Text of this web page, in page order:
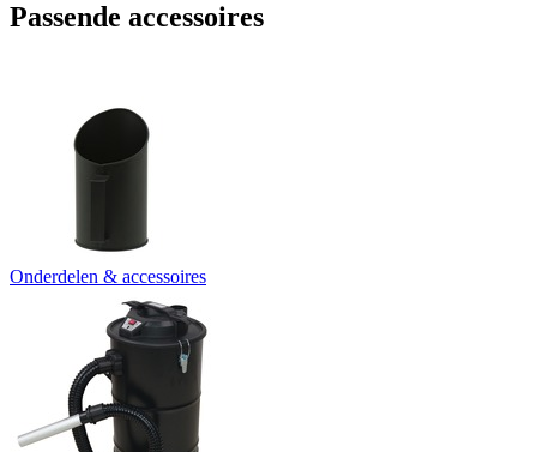
Passende accessoires
Onderdelen & accessoires